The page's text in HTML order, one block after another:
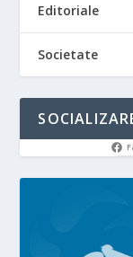
Editoriale
Societate